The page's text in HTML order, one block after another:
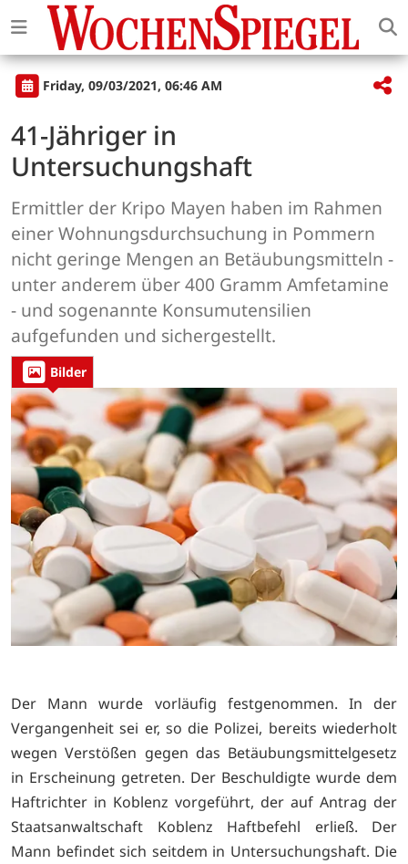
Friday, 09/03/2021, 06:46 AM
41-Jähriger in
Untersuchungshaft
Ermittler der Kripo Mayen haben im Rahmen
einer Wohnungsdurchsuchung in Pommern
nicht geringe Mengen an Betäubungsmitteln -
unter anderem über 400 Gramm Amfetamine
- und sogenannte Konsumutensilien
aufgefunden und sichergestellt.
Bilder
Der Mann wurde vorläufig festgenommen. In der
Vergangenheit sei er, so die Polizei, bereits wiederholt
wegen Verstößen gegen das Betäubungsmittelgesetz
in Erscheinung getreten. Der Beschuldigte wurde dem
Haftrichter in Koblenz vorgeführt, der auf Antrag der
Staatsanwaltschaft Koblenz Haftbefehl erließ. Der
Mann befindet sich seitdem in Untersuchungshaft. Die